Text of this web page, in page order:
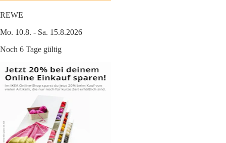
REWE
Mo. 10.8. - Sa. 15.8.2026
Noch 6 Tage gültig